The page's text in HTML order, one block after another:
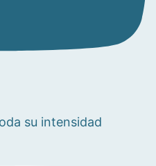
su intensidad